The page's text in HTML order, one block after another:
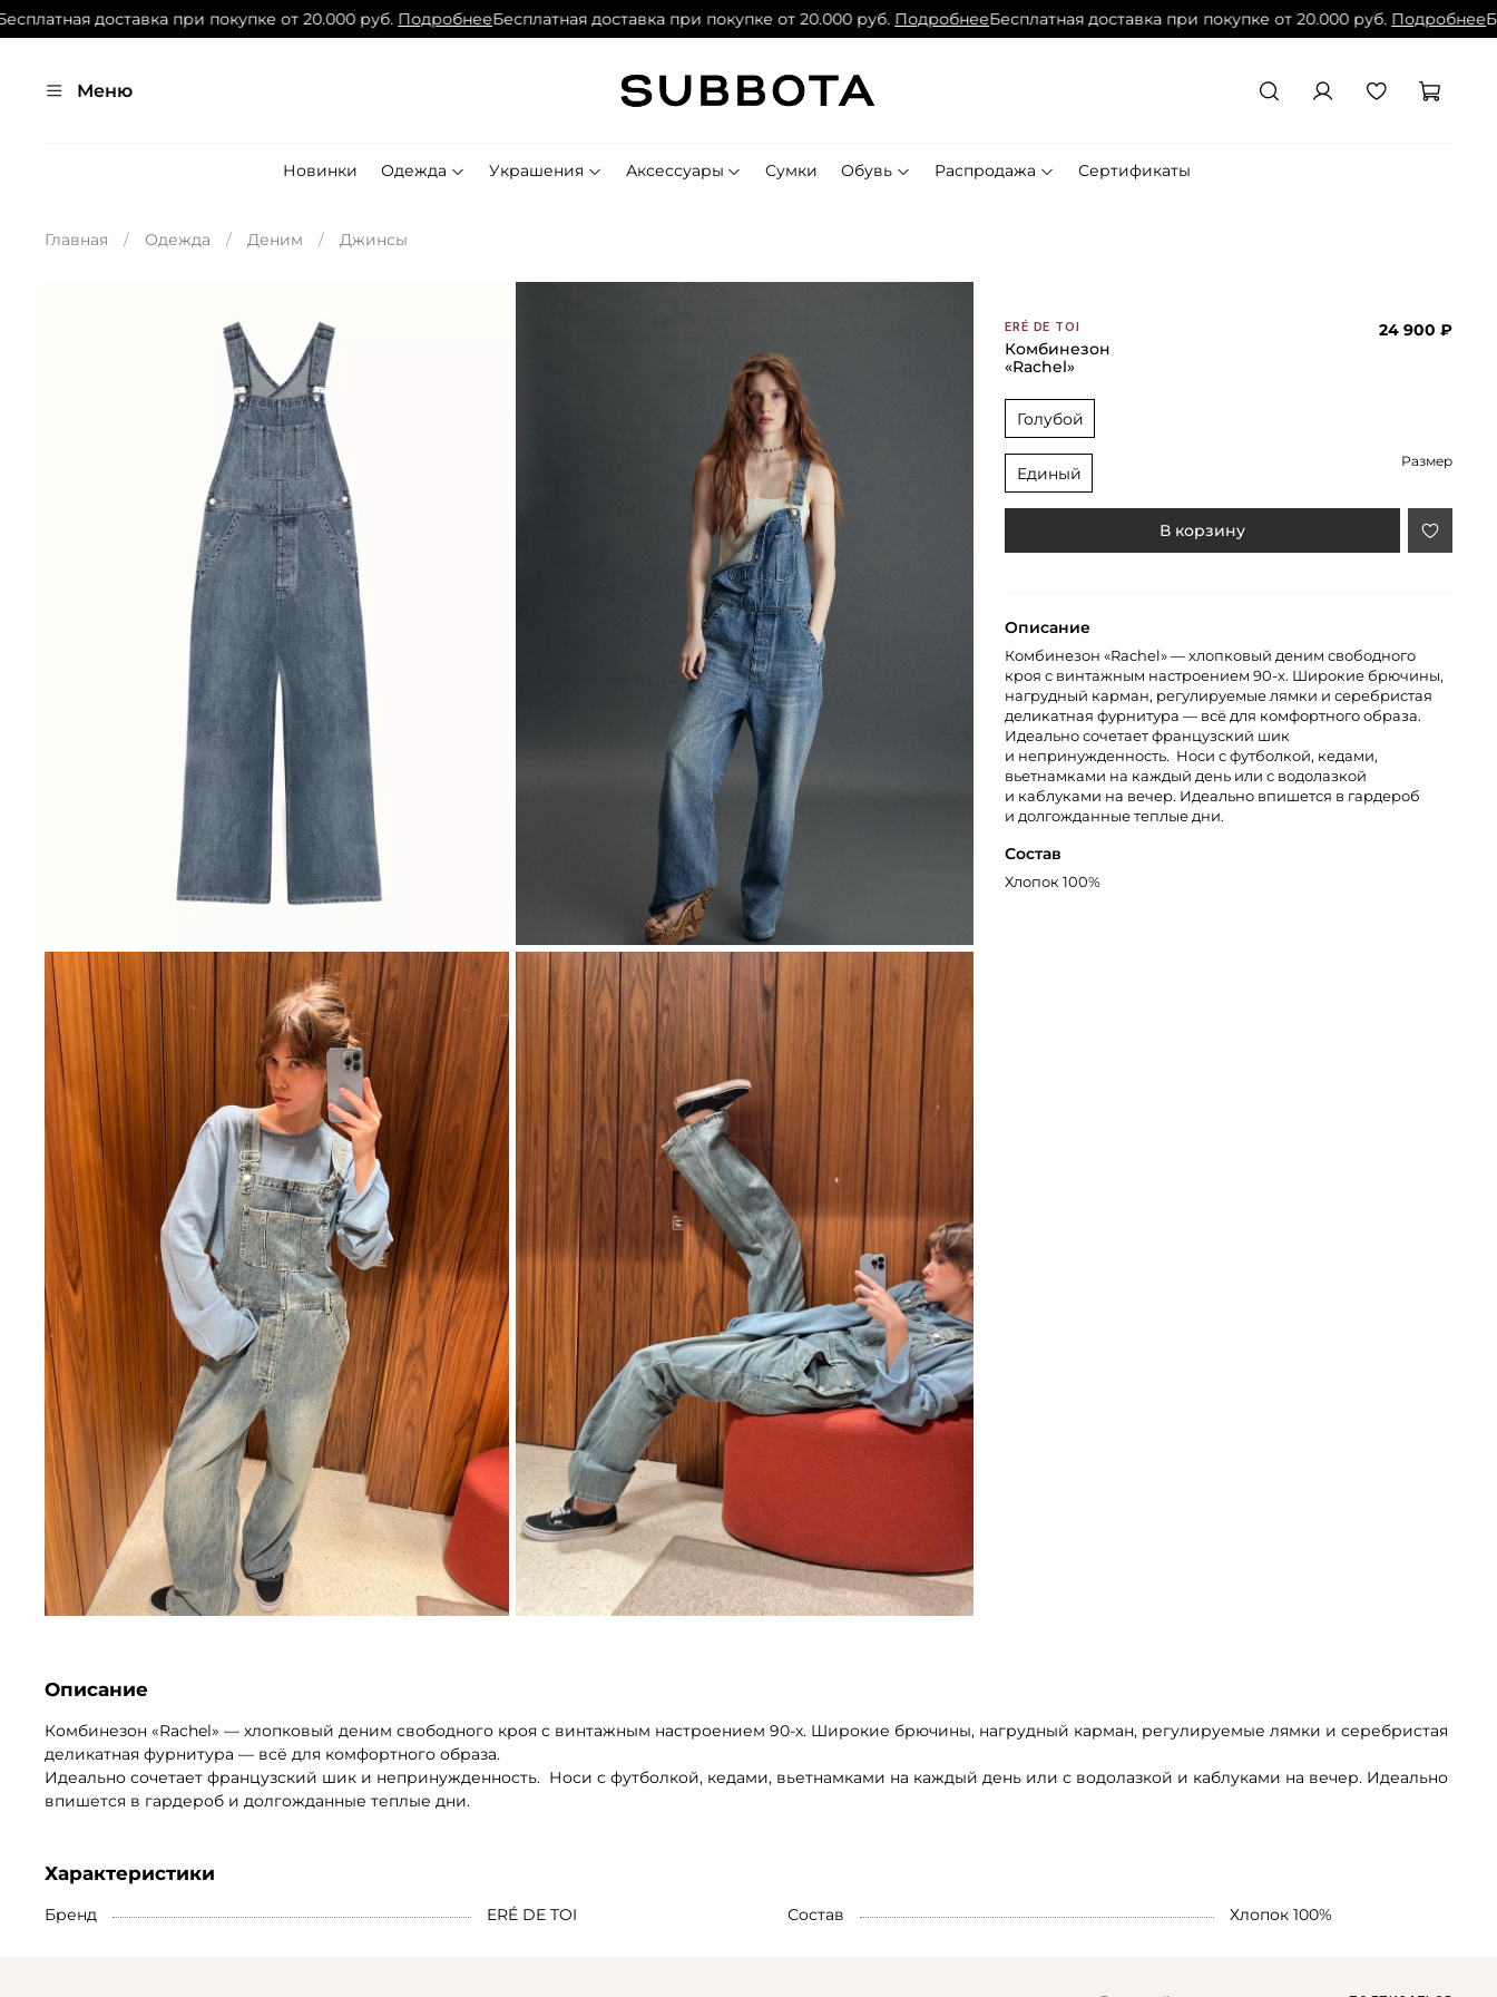
доставка при покупке от 20.000 руб.ПодробнееБесплатная доставка при покупке от 20.000 руб.ПодробнееБесплатная доставка при покупке от 20.000 руб.Подробнее
Меню
Новинки Одежда Украшения Аксессуары Сумки Обувь Распродажа Сертификаты
Главная Одежда Деним Джинсы
ERÉ DE TOI
Комбинезон
«Rachel»
24 900 ₽
В корзину
Размер
Единый
Голубой
Описание
Комбинезон «Rachel» — хлопковый деним свободного
кроя с винтажным настроением 90-х. Широкие брючины,
нагрудный карман, регулируемые лямки и серебристая
деликатная фурнитура — всё для комфортного образа.
Идеально сочетает французский шик
и непринужденность. Носи с футболкой, кедами,
вьетнамками на каждый день или с водолазкой
и каблуками на вечер. Идеально впишется в гардероб
и долгожданные теплые дни.
Состав
Хлопок 100%
Описание
Комбинезон «Rachel» — хлопковый деним свободного кроя с винтажным настроением 90-х. Широкие брючины, нагрудный карман, регулируемые лямки и серебристая
деликатная фурнитура — всё для комфортного образа.
Идеально сочетает французский шик и непринужденность. Носи с футболкой, кедами, вьетнамками на каждый день или с водолазкой и каблуками на вечер. Идеально
впишется в гардероб и долгожданные теплые дни.
Характеристики
Бренд ERÉ DE TOI Состав Хлопок 100%